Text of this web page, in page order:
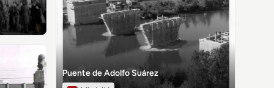
Puente de Adolfo Suárez